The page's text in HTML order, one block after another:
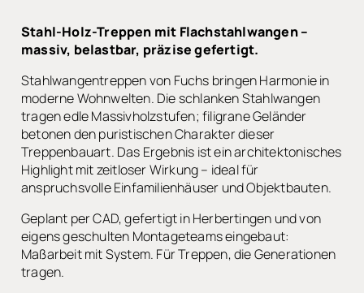
Stahl-Holz-Treppen mit Flachstahlwangen –
massiv, belastbar, präzise gefertigt.
Stahlwangentreppen von Fuchs bringen Harmonie in
moderne Wohnwelten. Die schlanken Stahlwangen
tragen edle Massivholzstufen; filigrane Geländer
betonen den puristischen Charakter dieser
Treppenbauart. Das Ergebnis ist ein architektonisches
Highlight mit zeitloser Wirkung – ideal für
anspruchsvolle Einfamilienhäuser und Objektbauten.
Geplant per CAD, gefertigt in Herbertingen und von
eigens geschulten Montageteams eingebaut:
Maßarbeit mit System. Für Treppen, die Generationen
tragen.